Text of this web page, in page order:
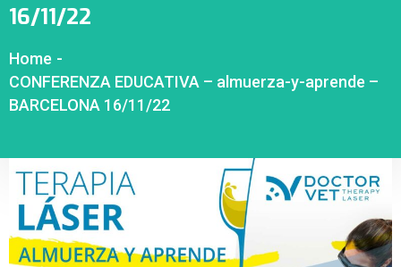
16/11/22
Home -
CONFERENZA EDUCATIVA – almuerza-y-aprende –
BARCELONA 16/11/22